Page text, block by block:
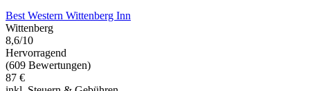
Best Western Wittenberg Inn
Wittenberg
8,6/10
Hervorragend
(609 Bewertungen)
87 €